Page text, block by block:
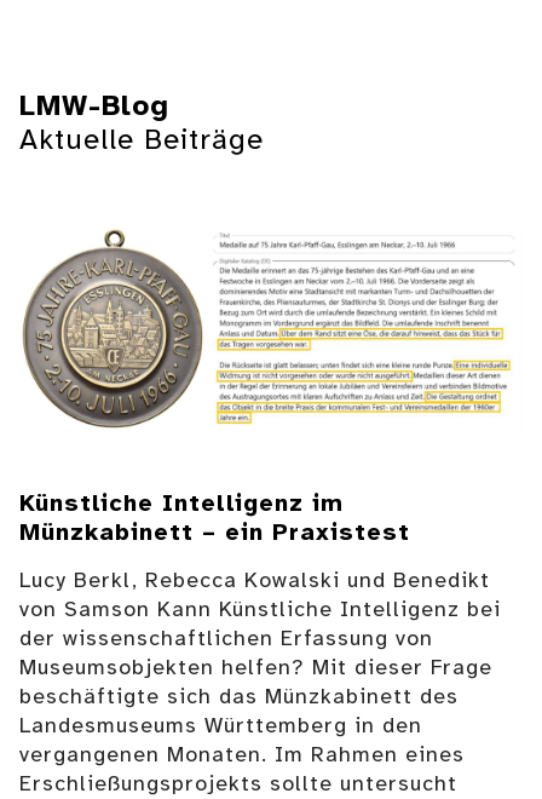
LMW-Blog
Aktuelle Beiträge
Künstliche Intelligenz im
Münzkabinett – ein Praxistest
Lucy Berkl, Rebecca Kowalski und Benedikt
von Samson Kann Künstliche Intelligenz bei
der wissenschaftlichen Erfassung von
Museumsobjekten helfen? Mit dieser Frage
beschäftigte sich das Münzkabinett des
Landesmuseums Württemberg in den
vergangenen Monaten. Im Rahmen eines
Erschließungsprojekts sollte untersucht